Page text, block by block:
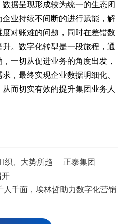
据呈现形成较为统一的生态闭
业持续不间断的进行赋能，解
对账难的问题，同时在差错数
。数字化转型是一段旅程，通
一切从促进业务的角度出发，
，最终实现企业数据明细化、
而切实有效的提升集团业务人
织、大势所趋— 正泰集团
开
人千面，埃林哲助力数字化营销